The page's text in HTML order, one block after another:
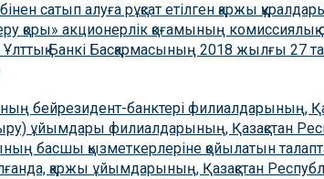
сатып алуға рұқсат етілген қаржы
қоры» акционерлік қоғамының комиссиялық
Ұлттық Банкі Басқармасының 2018 жылғы
бейрезидент-банктері филиалдарының,
ұйымдары филиалдарының, Қазақстан
басшы қызметкерлеріне қойылатын
қаржы ұйымдарының, Қазақстан